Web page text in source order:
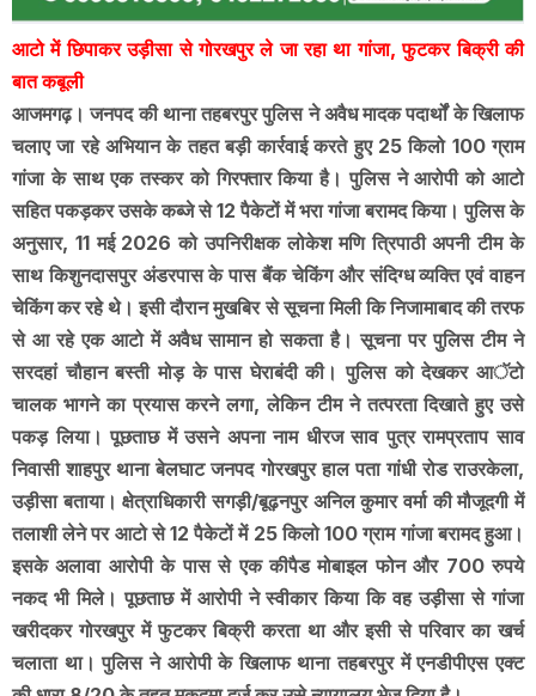
आटो में छिपाकर उड़ीसा से गोरखपुर ले जा रहा था गांजा, फुटकर बिक्री की
बात कबूली
आजमगढ़। जनपद की थाना तहबरपुर पुलिस ने अवैध मादक पदार्थों के खिलाफ
चलाए जा रहे अभियान के तहत बड़ी कार्रवाई करते हुए 25 किलो 100 ग्राम
गांजा के साथ एक तस्कर को गिरफ्तार किया है। पुलिस ने आरोपी को आटो
सहित पकड़कर उसके कब्जे से 12 पैकेटों में भरा गांजा बरामद किया। पुलिस के
अनुसार, 11 मई 2026 को उपनिरीक्षक लोकेश मणि त्रिपाठी अपनी टीम के
साथ किशुनदासपुर अंडरपास के पास बैंक चेकिंग और संदिग्ध व्यक्ति एवं वाहन
चेकिंग कर रहे थे। इसी दौरान मुखबिर से सूचना मिली कि निजामाबाद की तरफ
से आ रहे एक आटो में अवैध सामान हो सकता है। सूचना पर पुलिस टीम ने
सरदहां चौहान बस्ती मोड़ के पास घेराबंदी की। पुलिस को देखकर आॅटो
चालक भागने का प्रयास करने लगा, लेकिन टीम ने तत्परता दिखाते हुए उसे
पकड़ लिया। पूछताछ में उसने अपना नाम धीरज साव पुत्र रामप्रताप साव
निवासी शाहपुर थाना बेलघाट जनपद गोरखपुर हाल पता गांधी रोड राउरकेला,
उड़ीसा बताया। क्षेत्राधिकारी सगड़ी/बूढ़नपुर अनिल कुमार वर्मा की मौजूदगी में
तलाशी लेने पर आटो से 12 पैकेटों में 25 किलो 100 ग्राम गांजा बरामद हुआ।
इसके अलावा आरोपी के पास से एक कीपैड मोबाइल फोन और 700 रुपये
नकद भी मिले। पूछताछ में आरोपी ने स्वीकार किया कि वह उड़ीसा से गांजा
खरीदकर गोरखपुर में फुटकर बिक्री करता था और इसी से परिवार का खर्च
चलाता था। पुलिस ने आरोपी के खिलाफ थाना तहबरपुर में एनडीपीएस एक्ट